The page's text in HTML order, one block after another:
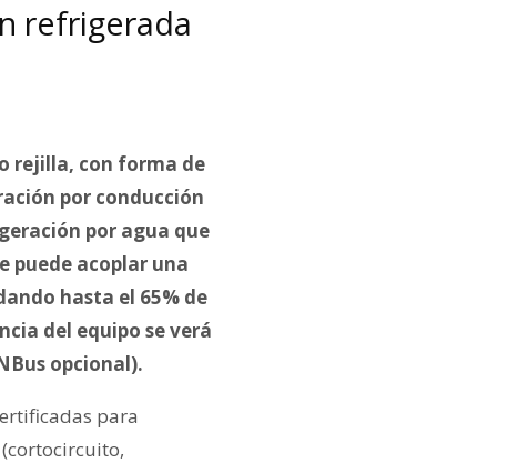
refrigerada
rejilla, con forma de
por conducción
por agua que
puede acoplar una
hasta el 65% de
del equipo se verá
opcional).
para